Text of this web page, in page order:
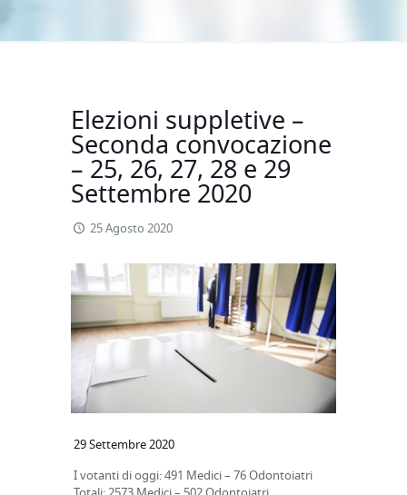
Elezioni suppletive –
Seconda convocazione
– 25, 26, 27, 28 e 29
Settembre 2020
25 Agosto 2020
29 Settembre 2020
I votanti di oggi: 491 Medici – 76 Odontoiatri